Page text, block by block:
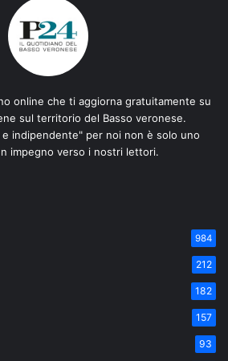
online che ti aggiorna gratuitamente su
sul territorio del Basso veronese.
e indipendente" per noi non è solo uno
impegno verso i nostri lettori.
984
212
182
157
93